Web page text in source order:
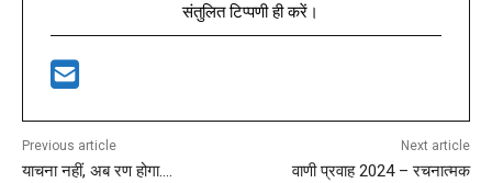
संतुलित टिप्पणी ही करें।
Previous article
याचना नहीं, अब रण होगा….
Next article
वाणी प्रवाह 2024 – रचनात्मक